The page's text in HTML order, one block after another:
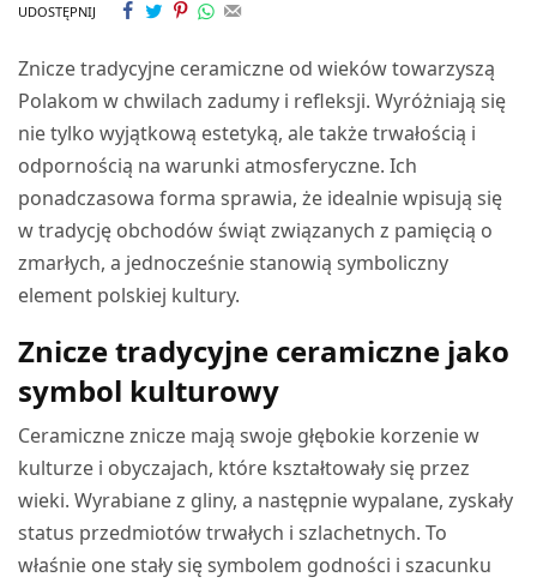
UDOSTĘPNIJ
Znicze tradycyjne ceramiczne od wieków towarzyszą
Polakom w chwilach zadumy i refleksji. Wyróżniają się
nie tylko wyjątkową estetyką, ale także trwałością i
odpornością na warunki atmosferyczne. Ich
ponadczasowa forma sprawia, że idealnie wpisują się
w tradycję obchodów świąt związanych z pamięcią o
zmarłych, a jednocześnie stanowią symboliczny
element polskiej kultury.
Znicze tradycyjne ceramiczne jako
symbol kulturowy
Ceramiczne znicze mają swoje głębokie korzenie w
kulturze i obyczajach, które kształtowały się przez
wieki. Wyrabiane z gliny, a następnie wypalane, zyskały
status przedmiotów trwałych i szlachetnych. To
właśnie one stały się symbolem godności i szacunku